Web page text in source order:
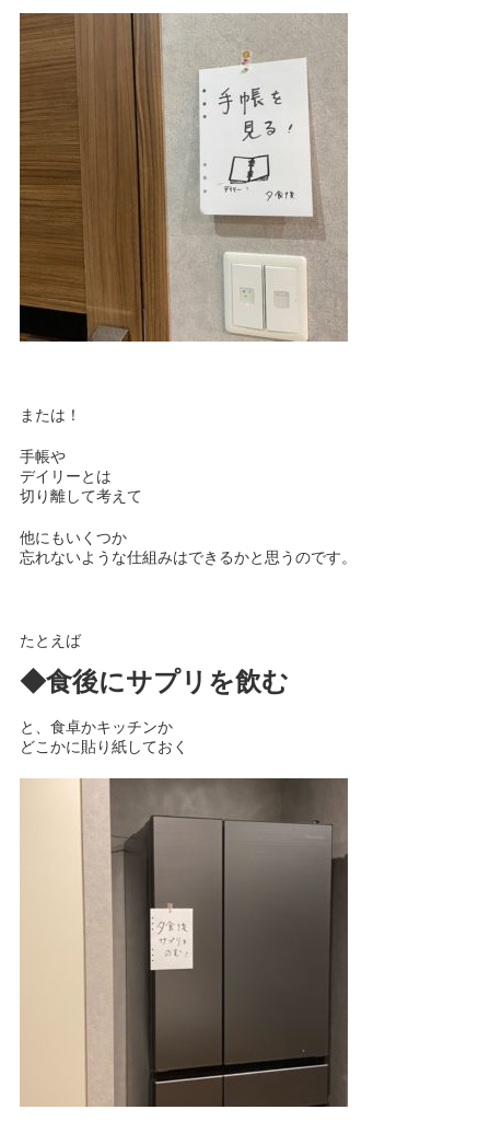
または！
手帳や
デイリーとは
切り離して考えて
他にもいくつか
忘れないような仕組みはできるかと思うのです。
たとえば
◆食後にサプリを飲む
と、食卓かキッチンか
どこかに貼り紙しておく